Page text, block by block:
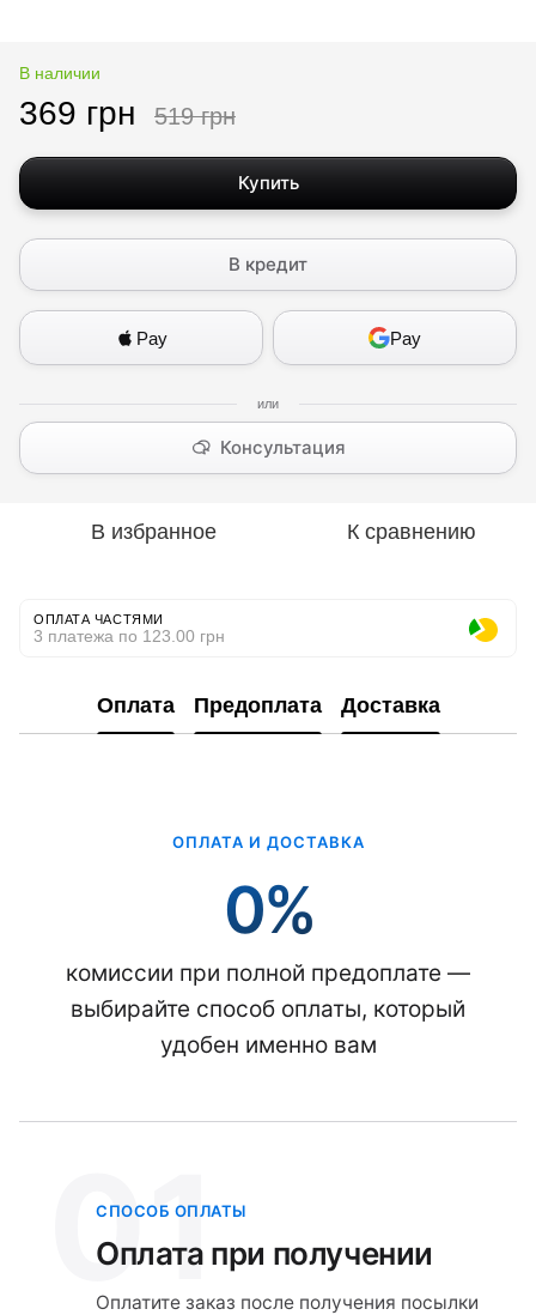
В наличии
369 грн 519 грн
Купить
В кредит
Pay Pay
Консультация
В избранное К сравнению
ОПЛАТА ЧАСТЯМИ
3 платежа по 123.00 грн
Оплата Предоплата Доставка
ОПЛАТА И ДОСТАВКА
0%
комиссии при полной предоплате —
выбирайте способ оплаты, который
удобен именно вам
01
СПОСОБ ОПЛАТЫ
Оплата при получении
Оплатите заказ после получения посылки